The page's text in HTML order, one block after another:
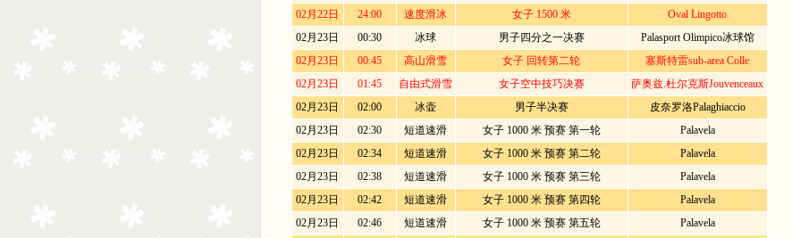
02月22日
24:00 速度滑冰 女子 1500 米
Oval Lingotto
02月23日
00:30 冰球 男子四分之一决赛
Palasport Olimpico冰球馆
02月23日
00:45 高山滑雪 女子 回转第二轮
塞斯特雷sub-area Colle
02月23日
01:45 自由式滑雪 女子空中技巧决赛
萨奥兹.杜尔克斯Jouvenceaux
02月23日
02:00 冰壶 男子半决赛
皮奈罗洛Palaghiaccio
02月23日
02:30 短道速滑 女子 1000 米 预赛 第一轮
Palavela
02月23日
02:34 短道速滑 女子 1000 米 预赛 第二轮
Palavela
02月23日
02:38 短道速滑 女子 1000 米 预赛 第三轮
Palavela
02月23日
02:42 短道速滑 女子 1000 米 预赛 第四轮
Palavela
02月23日
02:46 短道速滑 女子 1000 米 预赛 第五轮 Palavela